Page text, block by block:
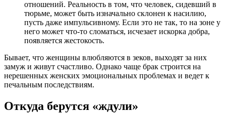
отношений. Реальность в том, что человек, сидевший в
тюрьме, может быть изначально склонен к насилию,
пусть даже импульсивному. Если это не так, то на зоне у
него может что-то сломаться, исчезает искорка добра,
появляется жестокость.
Бывает, что женщины влюбляются в зеков, выходят за них
замуж и живут счастливо. Однако чаще брак строится на
нерешенных женских эмоциональных проблемах и ведет к
печальным последствиям.
Откуда берутся «ждули»